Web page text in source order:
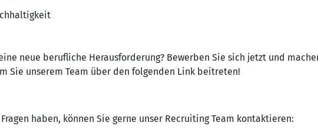
neue berufliche Herausforderung? Bewerben Sie sich jetzt und
Sie unserem Team über den folgenden Link beitreten!
haben, können Sie gerne unser Recruiting Team kontaktieren: